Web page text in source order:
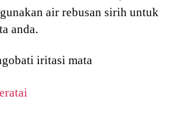
air rebusan sirih untuk
anda.
iritasi mata